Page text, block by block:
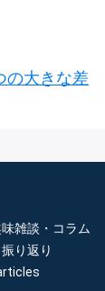
の大きな差
雑談・コラム
り返り